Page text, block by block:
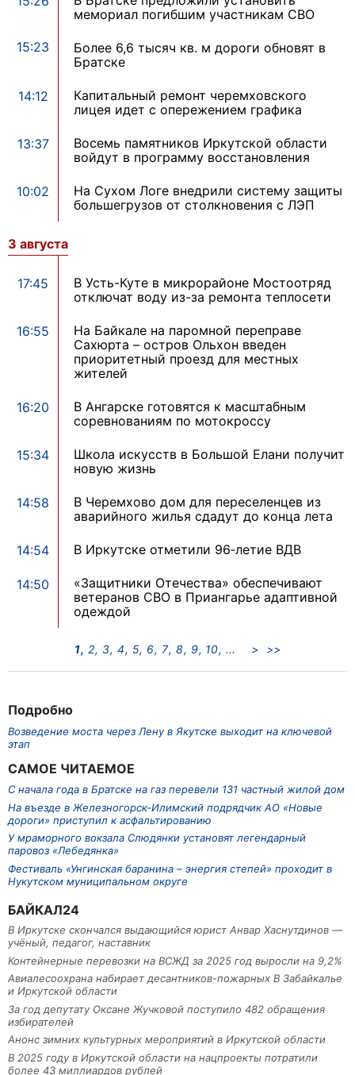
Подробно
Возведение моста через Лену в Якутске выходит на ключевой
этап
САМОЕ ЧИТАЕМОЕ
С начала года в Братске на газ перевели 131 частный жилой дом
На въезде в Железногорск-Илимский подрядчик АО «Новые
дороги» приступил к асфальтированию
У мраморного вокзала Слюдянки установят легендарный
паровоз «Лебедянка»
Фестиваль «Унгинская баранина – энергия степей» проходит в
Нукутском муниципальном округе
БАЙКАЛ24
В Иркутске скончался выдающийся юрист Анвар Хаснутдинов —
учёный, педагог, наставник
Контейнерные перевозки на ВСЖД за 2025 год выросли на 9,2%
Авиалесоохрана набирает десантников-пожарных В Забайкалье
и Иркутской области
За год депутату Оксане Жучковой поступило 482 обращения
избирателей
Анонс зимних культурных мероприятий в Иркутской области
В 2025 году в Иркутской области на нацпроекты потратили
более 43 миллиардов рублей
мемориал погибшим участникам СВО
15:23
Более 6,6 тысяч кв. м дороги обновят в
Братске
14:12
Капитальный ремонт черемховского
лицея идет с опережением графика
13:37
Восемь памятников Иркутской области
войдут в программу восстановления
10:02
На Сухом Логе внедрили систему защиты
большегрузов от столкновения с ЛЭП
3 августа
17:45
В Усть-Куте в микрорайоне Мостоотряд
отключат воду из-за ремонта теплосети
16:55
На Байкале на паромной переправе
Сахюрта – остров Ольхон введен
приоритетный проезд для местных
жителей
16:20
В Ангарске готовятся к масштабным
соревнованиям по мотокроссу
15:34
Школа искусств в Большой Елани получит
новую жизнь
14:58
В Черемхово дом для переселенцев из
аварийного жилья сдадут до конца лета
14:54 В Иркутске отметили 96‑летие ВДВ
14:50
«Защитники Отечества» обеспечивают
ветеранов СВО в Приангарье адаптивной
одеждой
1 2 3 4 5 6 7 8 9 10 > >>